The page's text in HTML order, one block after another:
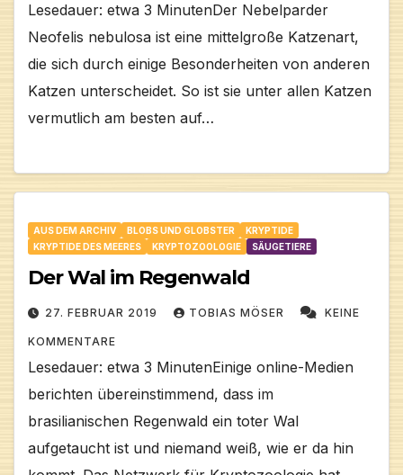
Lesedauer: etwa 3 MinutenDer Nebelparder
Neofelis nebulosa ist eine mittelgroße Katzenart,
die sich durch einige Besonderheiten von anderen
Katzen unterscheidet. So ist sie unter allen Katzen
vermutlich am besten auf…
AUS DEM ARCHIV BLOBS UND GLOBSTER
KRYPTIDE
KRYPTIDE DES MEERES
KRYPTOZOOLOGIE SÄUGETIERE
Der Wal im Regenwald
27. FEBRUAR 2019 TOBIAS MÖSER KEINE
KOMMENTARE
Lesedauer: etwa 3 MinutenEinige online-Medien
berichten übereinstimmend, dass im
brasilianischen Regenwald ein toter Wal
aufgetaucht ist und niemand weiß, wie er da hin